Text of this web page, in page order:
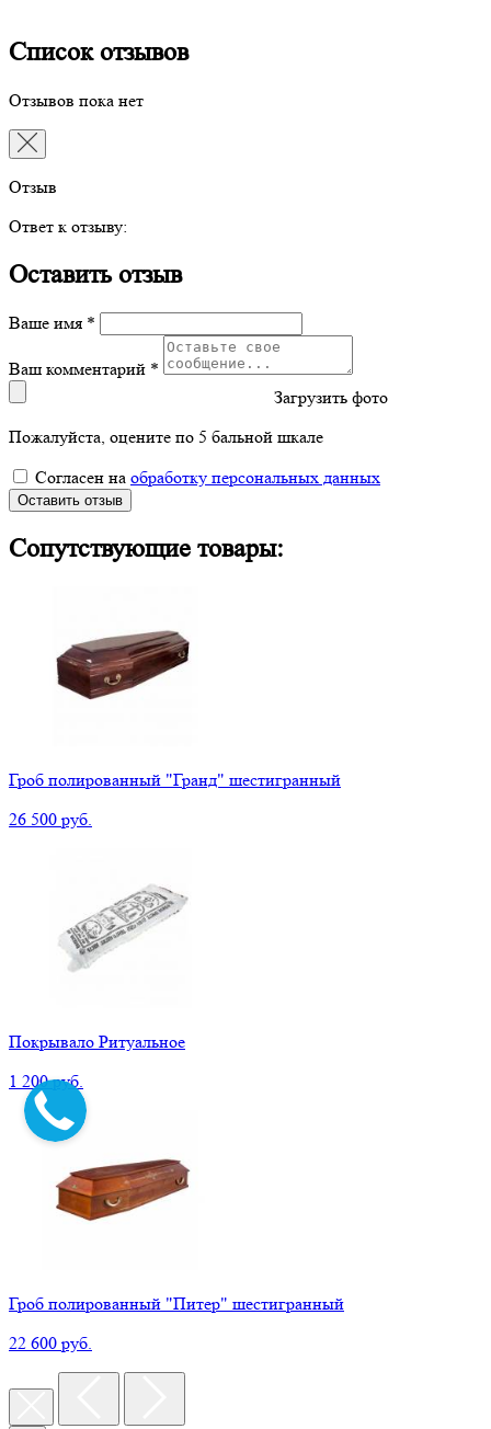
Список отзывов
Отзывов пока нет
Отзыв
Ответ к отзыву:
Оставить отзыв
Ваше имя *
Ваш комментарий *
Загрузить фото
Пожалуйста, оцените по 5 бальной шкале
Согласен на обработку персональных данных
Оставить отзыв
Сопутствующие товары:
Гроб полированный "Гранд" шестигранный
26 500 руб.
Покрывало Ритуальное
1 200 руб.
Гроб полированный "Питер" шестигранный
22 600 руб.